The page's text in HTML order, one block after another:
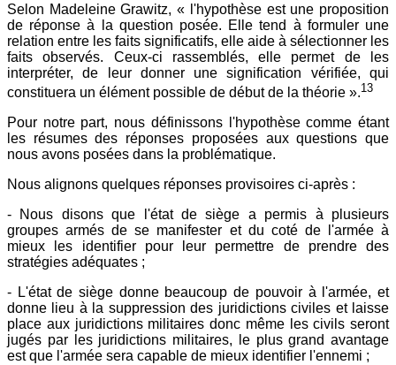
Selon Madeleine Grawitz, « l'hypothèse est une proposition
de réponse à la question posée. Elle tend à formuler une
relation entre les faits significatifs, elle aide à sélectionner les
faits observés. Ceux-ci rassemblés, elle permet de les
interpréter, de leur donner une signification vérifiée, qui
constituera un élément possible de début de la théorie ».13
Pour notre part, nous définissons l'hypothèse comme étant
les résumes des réponses proposées aux questions que
nous avons posées dans la problématique.
Nous alignons quelques réponses provisoires ci-après :
- Nous disons que l'état de siège a permis à plusieurs
groupes armés de se manifester et du coté de l'armée à
mieux les identifier pour leur permettre de prendre des
stratégies adéquates ;
- L'état de siège donne beaucoup de pouvoir à l'armée, et
donne lieu à la suppression des juridictions civiles et laisse
place aux juridictions militaires donc même les civils seront
jugés par les juridictions militaires, le plus grand avantage
est que l'armée sera capable de mieux identifier l'ennemi ;